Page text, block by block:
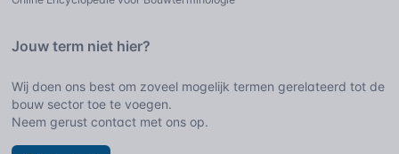
Jouw term niet hier?
Wij doen ons best om zoveel mogelijk termen gerelateerd tot de
bouw sector toe te voegen.
Neem gerust contact met ons op.